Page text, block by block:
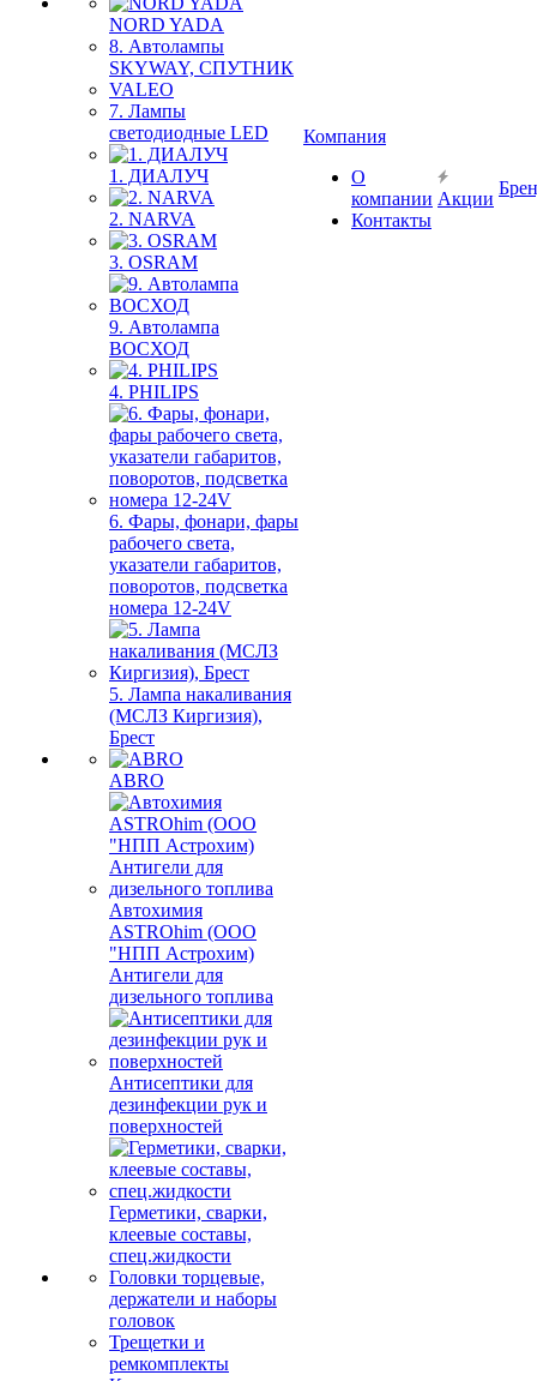
NORD YADA
8. Автолампы
SKYWAY, СПУТНИК
VALEO
7. Лампы
светодиодные LED
1. ДИАЛУЧ
2. NARVA
3. OSRAM
9. Автолампа
ВОСХОД
4. PHILIPS
6. Фары, фонари, фары
рабочего света,
указатели габаритов,
поворотов, подсветка
номера 12-24V
5. Лампа накаливания
(МСЛЗ Киргизия),
Брест
ABRO
Автохимия
ASTROhim (ООО
"НПП Астрохим)
Антигели для
дизельного топлива
Антисептики для
дезинфекции рук и
поверхностей
Герметики, сварки,
клеевые составы,
спец.жидкости
Головки торцевые,
держатели и наборы
головок
Трещетки и
ремкомплекты
Компания
О
компании
Контакты
Акции